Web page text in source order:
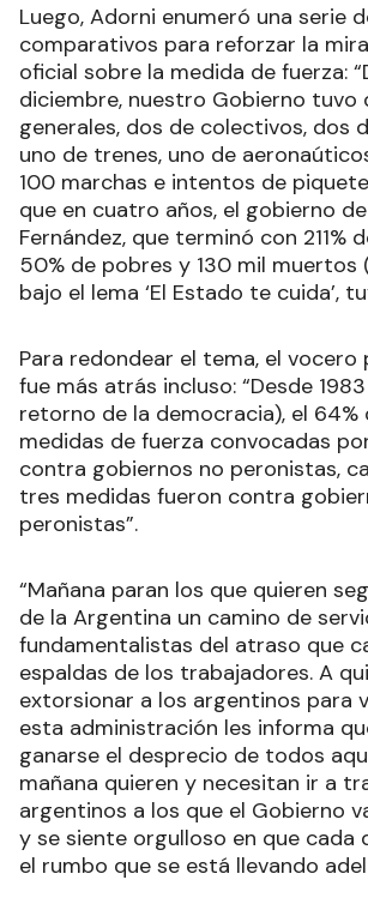
Luego, Adorni enumeró una serie
comparativos para reforzar la
oficial sobre la medida de fuerza:
diciembre, nuestro Gobierno tuvo
generales, dos de colectivos, dos
uno de trenes, uno de
100 marchas e intentos de
que en cuatro años, el gobierno
Fernández, que terminó con 211%
50% de pobres y 130 mil muertos
bajo el lema ‘El Estado te cuida’,
Para redondear el tema, el vocero
fue más atrás incluso: “Desde
retorno de la democracia), el 64%
medidas de fuerza convocadas
contra gobiernos no peronistas,
tres medidas fueron contra
peronistas”.
“Mañana paran los que quieren
de la Argentina un camino de
fundamentalistas del atraso que
espaldas de los trabajadores. A
extorsionar a los argentinos para
esta administración les informa
ganarse el desprecio de todos
mañana quieren y necesitan ir a
argentinos a los que el Gobierno
y se siente orgulloso en que cada
el rumbo que se está llevando